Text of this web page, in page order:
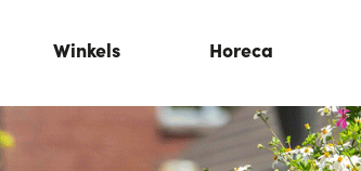
Winkels Horeca